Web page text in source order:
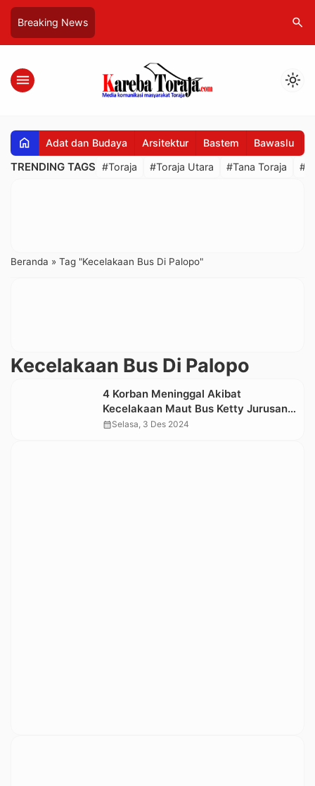
Breaking News search
menu light_mode
home Adat dan Budaya Arsitektur Bastem Bawaslu
TRENDING TAGS #Toraja #Toraja Utara #Tana Toraja
Beranda » Tag "Kecelakaan Bus Di Palopo"
Kecelakaan Bus Di Palopo
4 Korban Meninggal Akibat
Kecelakaan Maut Bus Ketty Jurusan
Toraja- Kendari, Berikut Identitasnya
calendar_monthSelasa, 3 Des 2024